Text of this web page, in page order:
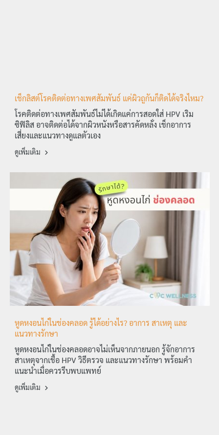
เช็กลิสต์โรคติดต่อทางเพศสัมพันธ์ แค่ผิวถูกันก็ติดได้จริงไหม?
โรคติดต่อทางเพศสัมพันธ์ไม่ได้เกิดแค่การสอดใส่ HPV เริม
ซิฟิลิส อาจติดต่อได้จากผิวหนังหรือสารคัดหลั่ง เช็กอาการ
เสี่ยงและแนวทางดูแลตัวเอง
ดูเพิ่มเติม
หูดหงอนไก่ในช่องคลอด รู้ได้อย่างไร? อาการ สาเหตุ และ
แนวทางรักษา
หูดหงอนไก่ในช่องคลอดอาจไม่เห็นจากภายนอก รู้จักอาการ
สาเหตุจากเชื้อ HPV วิธีตรวจ และแนวทางรักษา พร้อมคำ
แนะนำเมื่อควรรีบพบแพทย์
ดูเพิ่มเติม